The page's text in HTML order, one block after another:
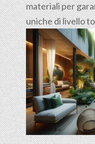
materiali per
uniche di livello